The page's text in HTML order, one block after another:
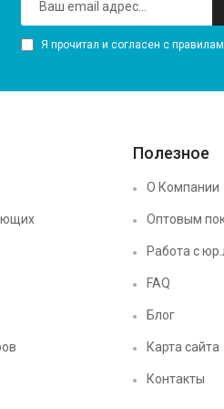
Я прочитал и согласен с
Полезное
О Компании
Оптовым
Работа с
FAQ
Блог
Карта сайта
Контакты